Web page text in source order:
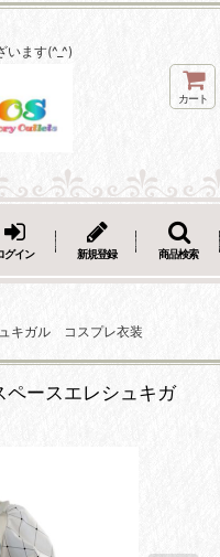
います(^_^)
カート
グイン 新規登録 商品検索
キガル コスプレ衣装
ースエレシュキガ